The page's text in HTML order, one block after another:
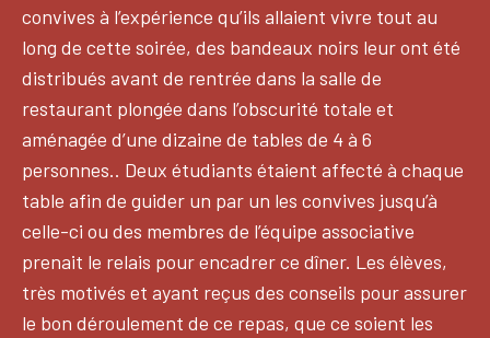
convives à l’expérience qu’ils allaient vivre tout au
long de cette soirée, des bandeaux noirs leur ont été
distribués avant de rentrée dans la salle de
restaurant plongée dans l’obscurité totale et
aménagée d’une dizaine de tables de 4 à 6
personnes.. Deux étudiants étaient affecté à chaque
table afin de guider un par un les convives jusqu’à
celle-ci ou des membres de l’équipe associative
prenait le relais pour encadrer ce dîner. Les élèves,
très motivés et ayant reçus des conseils pour assurer
le bon déroulement de ce repas, que ce soient les